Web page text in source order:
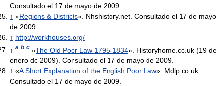
Consultado el 17 de mayo de 2009.
↑ «Regions & Districts». Nhshistory.net. Consultado el 17 de mayo
de 2009.
↑ http://workhouses.org/
↑ a b c «The Old Poor Law 1795-1834». Historyhome.co.uk (19 de
enero de 2009). Consultado el 17 de mayo de 2009.
↑ «A Short Explanation of the English Poor Law». Mdlp.co.uk.
Consultado el 17 de mayo de 2009.